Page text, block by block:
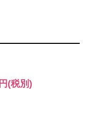
円(税別)